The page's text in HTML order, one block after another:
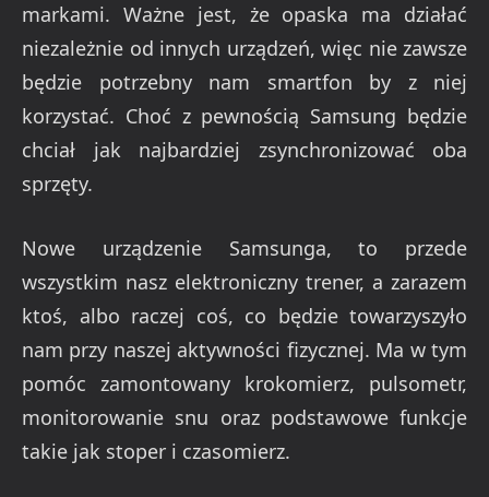
markami. Ważne jest, że opaska ma działać
niezależnie od innych urządzeń, więc nie zawsze
będzie potrzebny nam smartfon by z niej
korzystać. Choć z pewnością Samsung będzie
chciał jak najbardziej zsynchronizować oba
sprzęty.
Nowe urządzenie Samsunga, to przede
wszystkim nasz elektroniczny trener, a zarazem
ktoś, albo raczej coś, co będzie towarzyszyło
nam przy naszej aktywności fizycznej. Ma w tym
pomóc zamontowany krokomierz, pulsometr,
monitorowanie snu oraz podstawowe funkcje
takie jak stoper i czasomierz.